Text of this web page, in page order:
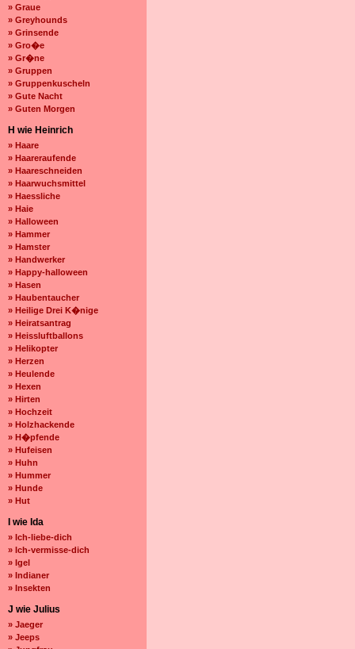
» Graue
» Greyhounds
» Grinsende
» Gro�e
» Gr�ne
» Gruppen
» Gruppenkuscheln
» Gute Nacht
» Guten Morgen
H wie Heinrich
» Haare
» Haareraufende
» Haareschneiden
» Haarwuchsmittel
» Haessliche
» Haie
» Halloween
» Hammer
» Hamster
» Handwerker
» Happy-halloween
» Hasen
» Haubentaucher
» Heilige Drei K�nige
» Heiratsantrag
» Heissluftballons
» Helikopter
» Herzen
» Heulende
» Hexen
» Hirten
» Hochzeit
» Holzhackende
» H�pfende
» Hufeisen
» Huhn
» Hummer
» Hunde
» Hut
I wie Ida
» Ich-liebe-dich
» Ich-vermisse-dich
» Igel
» Indianer
» Insekten
J wie Julius
» Jaeger
» Jeeps